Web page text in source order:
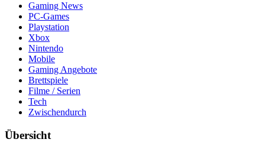
Gaming News
PC-Games
Playstation
Xbox
Nintendo
Mobile
Gaming Angebote
Brettspiele
Filme / Serien
Tech
Zwischendurch
Übersicht